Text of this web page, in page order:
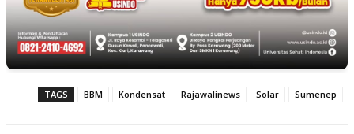
TAGS BBM Kondensat Rajawalinews Solar Sumenep